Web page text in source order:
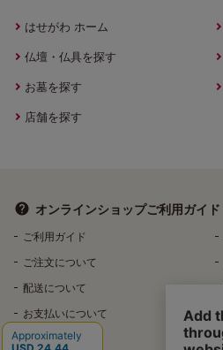
はせがわ ホーム
仏壇・仏具を探す
お墓を探す
店舗を探す
オンラインショップご利用ガイド
ご利用ガイド
ご注文について
配送について
お支払いについて